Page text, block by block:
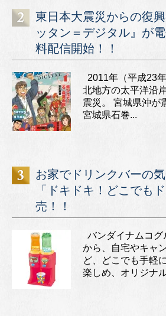
東日本大震災からの復
ッタン＝デジタル』が
料配信開始！！
2011年（平成23
北地方の太平洋沿
震災。 宮城県沖が
宮城県石巻...
お家でドリンクバーの
「ドキドキ！どこでも
売！！
バンダイナムコグ
から、自宅やキャ
ど、どこでも手軽
楽しめ、オリジナ